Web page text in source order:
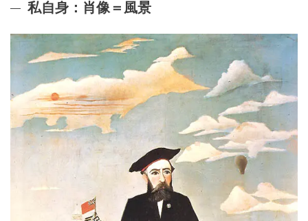
私自身：肖像＝風景